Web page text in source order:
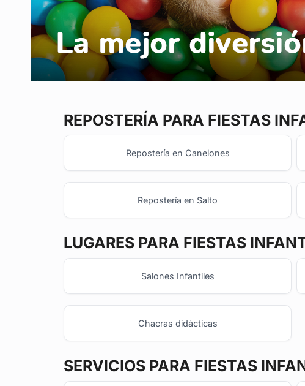
REPOSTERÍA PARA FIESTAS
Repostería en Canelones
Repostería en Salto
LUGARES PARA FIESTAS
Salones Infantiles
Chacras didácticas
SERVICIOS PARA FIESTAS